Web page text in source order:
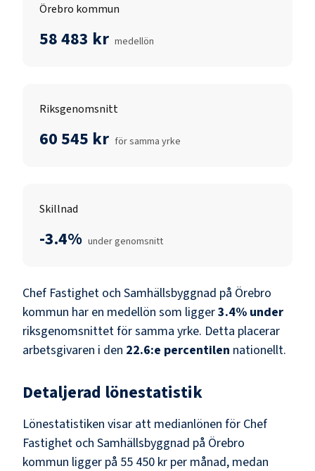
Örebro kommun
58 483 kr medellön
Riksgenomsnitt
60 545 kr för samma yrke
Skillnad
-3.4% under genomsnitt
Chef Fastighet och Samhällsbyggnad på Örebro
kommun har en medellön som ligger3.4% under
riksgenomsnittet för samma yrke. Detta placerar
arbetsgivaren i den 22.6:e percentilen nationellt.
Detaljerad lönestatistik
Lönestatistiken visar att medianlönen för Chef
Fastighet och Samhällsbyggnad på Örebro
kommun ligger på 55 450 kr per månad, medan